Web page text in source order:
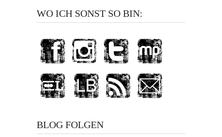
WO ICH SONST SO BIN:
BLOG FOLGEN